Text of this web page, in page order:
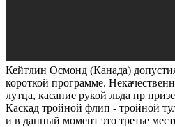
Кейтлин Осмонд (Канада)
короткой программе.
лутца, касание рукой льда пр
Каскад тройной флип - тройной
и в данный момент это третье